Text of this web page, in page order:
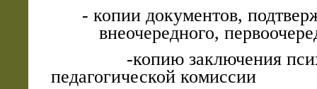
- копии документов,
внеочередного,
-копию заключения
педагогической